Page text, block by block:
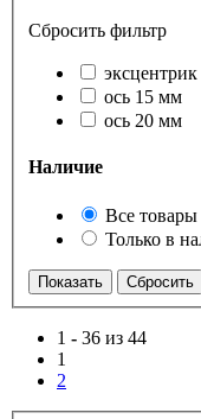
Сбросить фильтр
ось 15 мм
ось 20 мм
Наличие
Все товары
Только в
1 - 36 из 44
1
2